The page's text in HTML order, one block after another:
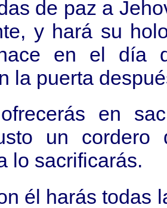
de paz a
y hará su
en el día
la puerta
en
un
lo sacrificarás.
él harás todas